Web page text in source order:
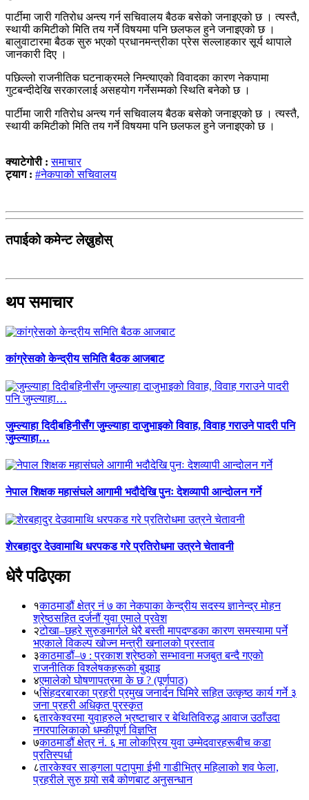
पार्टीमा जारी गतिरोध अन्त्य गर्न सचिवालय बैठक बसेको जनाइएको छ । त्यस्तै,
स्थायी कमिटीको मिति तय गर्ने विषयमा पनि छलफल हुने जनाइएको छ ।
बालुवाटारमा बैठक सुरु भएको प्रधानमन्त्रीका प्रेस सल्लाहकार सूर्य थापाले
जानकारी दिए ।
पछिल्लो राजनीतिक घटनाक्रमले निम्त्याएको विवादका कारण नेकपामा
गुटबन्दीदेखि सरकारलाई असहयोग गर्नेसम्मको स्थिति बनेको छ ।
पार्टीमा जारी गतिरोध अन्त्य गर्न सचिवालय बैठक बसेको जनाइएको छ । त्यस्तै,
स्थायी कमिटीको मिति तय गर्ने विषयमा पनि छलफल हुने जनाइएको छ ।
क्याटेगोरी :समाचार
ट्याग : #नेकपाको सचिवालय
तपाईको कमेन्ट लेख्नुहोस्
थप समाचार
कांग्रेसको केन्द्रीय समिति बैठक आजबाट
जुम्ल्याहा दिदीबहिनीसँग जुम्ल्याहा दाजुभाइको विवाह, विवाह गराउने पादरी पनि
जुम्ल्याहा…
नेपाल शिक्षक महासंघले आगामी भदौदेखि पुनः देशव्यापी आन्दोलन गर्ने
शेरबहादुर देउवामाथि धरपकड गरे प्रतिरोधमा उत्रने चेतावनी
धेरै पढिएका
१काठमाडौं क्षेत्र नं ७ का नेकपाका केन्द्रीय सदस्य ज्ञानेन्द्र मोहन
श्रेष्ठसहित दर्जनौं युवा एमाले प्रवेश
२टोखा–छहरे सुरुङमार्गले धेरै बस्ती मापदण्डका कारण समस्यामा पर्ने
भएकाले विकल्प खोज्न मन्त्री खनालको प्रस्ताव
३काठमाडौं–७ : प्रकाश श्रेष्ठको सम्भावना मजबुत बन्दै गएको
राजनीतिक विश्लेषकहरूको बुझाइ
४एमालेको घोषणापत्रमा के छ ? (पूर्णपाठ)
५सिंहदरबारका प्रहरी प्रमुख जनार्दन घिमिरे सहित उत्कृष्ठ कार्य गर्ने ३
जना प्रहरी अधिकृत पुरस्कृत
६तारकेश्वरमा युवाहरुले भ्रष्टाचार र बेथितिविरुद्ध आवाज उठाँउदा
नगरपालिकाको धम्कीपूर्ण विज्ञप्ति
७काठमाडौं क्षेत्र नं. ६ मा लोकप्रिय युवा उम्मेदवारहरूबीच कडा
प्रतिस्पर्धा
८तारकेश्वर साङ्गला पटापुमा ईभी गाडीभित्र महिलाको शव फेला,
प्रहरीले सुरु गर्‍यो सबै कोणबाट अनुसन्धान